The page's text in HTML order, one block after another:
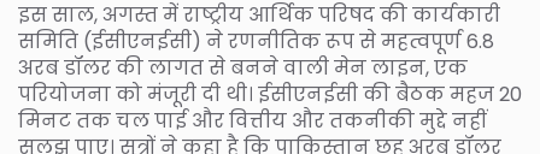
इस साल, अगस्त में राष्ट्रीय आर्थिक परिषद की कार्यकारी
समिति (ईसीएनईसी) ने रणनीतिक रूप से महत्वपूर्ण 6.8
अरब डॉलर की लागत से बनने वाली मेन लाइन, एक
परियोजना को मंजूरी दी थी। ईसीएनईसी की बैठक महज 20
मिनट तक चल पाई और वित्तीय और तकनीकी मुद्दे नहीं
सुलझ पाए। सूत्रों ने कहा है कि पाकिस्तान छह अरब डॉलर